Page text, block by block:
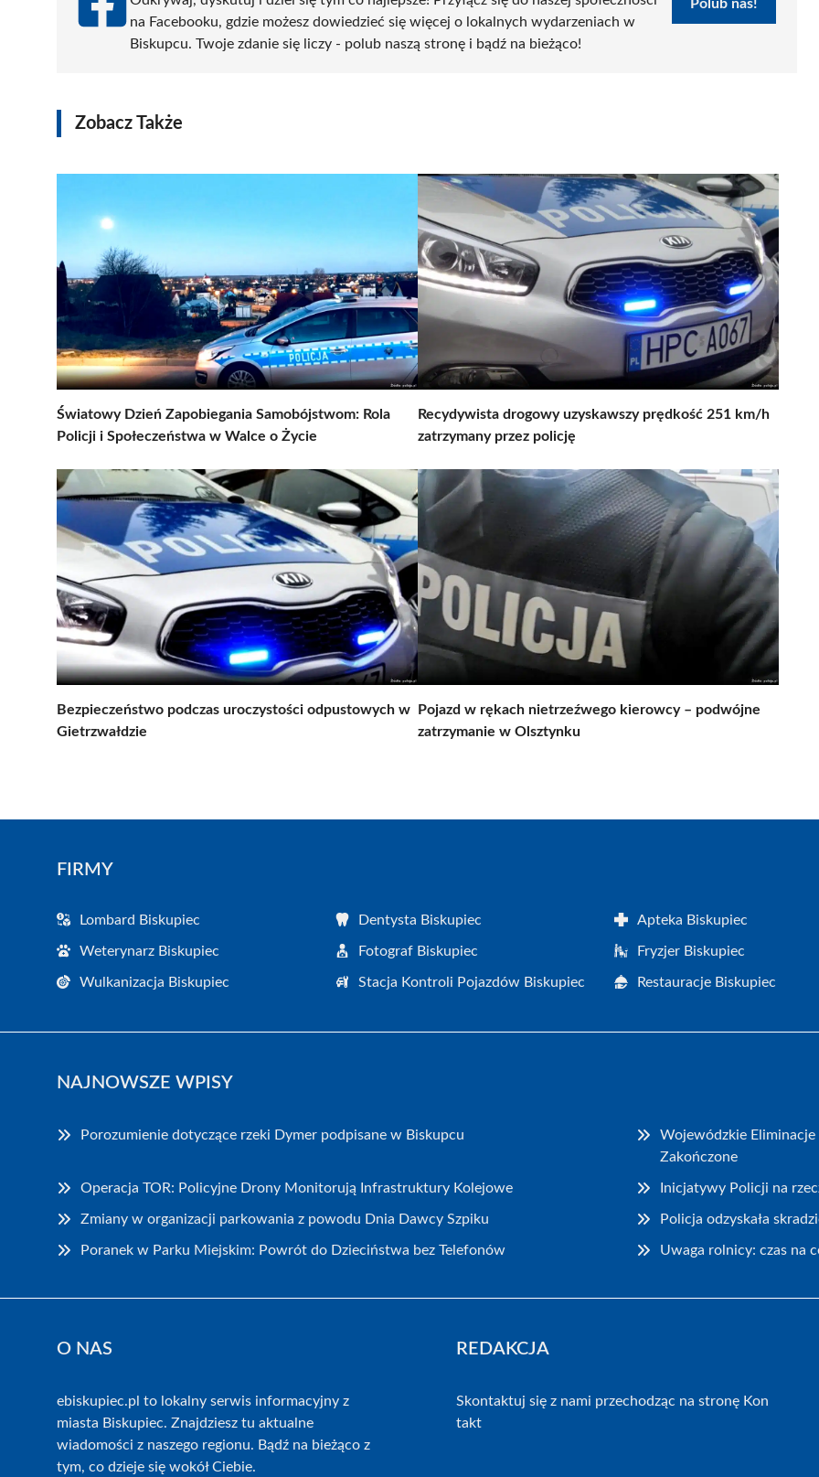
na Facebooku, gdzie możesz dowiedzieć się więcej o lokalnych wydarzeniach w
Biskupcu. Twoje zdanie się liczy - polub naszą stronę i bądź na bieżąco!
Polub nas!
Zobacz Także
Światowy Dzień Zapobiegania Samobójstwom: Rola
Policji i Społeczeństwa w Walce o Życie
Recydywista drogowy uzyskawszy prędkość 251 km/h
zatrzymany przez policję
Bezpieczeństwo podczas uroczystości odpustowych w
Gietrzwałdzie
Pojazd w rękach nietrzeźwego kierowcy – podwójne
zatrzymanie w Olsztynku
FIRMY
Lombard Biskupiec Dentysta Biskupiec Apteka Biskupiec
Weterynarz Biskupiec Fotograf Biskupiec Fryzjer Biskupiec
Wulkanizacja Biskupiec Stacja Kontroli Pojazdów Biskupiec Restauracje Biskupiec
NAJNOWSZE WPISY
Porozumienie dotyczące rzeki Dymer podpisane w Biskupcu
Wojewódzkie
Zakończone
Operacja TOR: Policyjne Drony Monitorują Infrastruktury Kolejowe Inicjatywy Policji na
Zmiany w organizacji parkowania z powodu Dnia Dawcy Szpiku Policja odzyskała
Poranek w Parku Miejskim: Powrót do Dzieciństwa bez Telefonów Uwaga rolnicy: czas na
O NAS
ebiskupiec.pl to lokalny serwis informacyjny z
miasta Biskupiec. Znajdziesz tu aktualne
wiadomości z naszego regionu. Bądź na bieżąco z
tym, co dzieje się wokół Ciebie.
REDAKCJA
Skontaktuj się z nami przechodząc na stronę Kon
takt